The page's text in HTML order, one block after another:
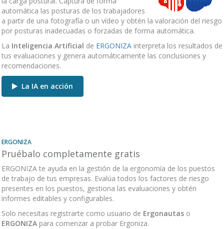
automática las posturas de los trabajadores
a partir de una fotografía o un vídeo y obtén la valoración del riesgo
por posturas inadecuadas o forzadas de forma automática.
La Inteligencia Artificial de ERGONIZA interpreta los resultados de
tus evaluaciones y genera automáticamente las conclusiones y
recomendaciones.
La IA en acción
ERGONIZA
Pruébalo completamente gratis
ERGONIZA te ayuda en la gestión de la ergonomía de los puestos
de trabajo de tus empresas. Evalúa todos los factores de riesgo
presentes en los puestos, gestiona las evaluaciones y obtén
informes editables y configurables.
Solo necesitas registrarte como usuario de Ergonautas o
ERGONIZA para comenzar a probar Ergoniza.